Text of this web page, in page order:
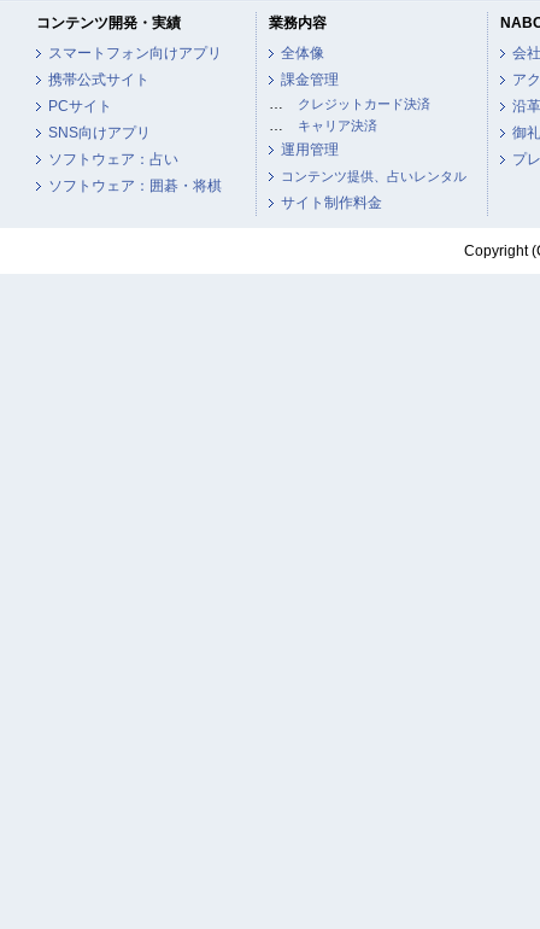
コンテンツ開発・実績
スマートフォン向けアプリ
携帯公式サイト
PCサイト
SNS向けアプリ
ソフトウェア：占い
ソフトウェア：囲碁・将棋
業務内容
全体像
課金管理
…
クレジットカード決済
… キャリア決済
運用管理
コンテンツ提供、占いレンタル
サイト制作料金
会
ア
沿革
御礼
プ
Copyright